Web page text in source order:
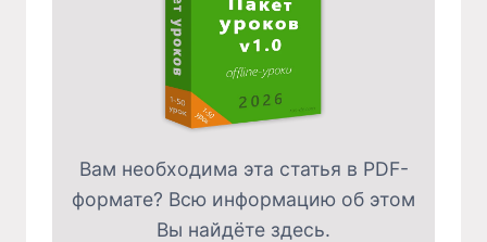
Вам необходима эта статья в PDF-
формате? Всю информацию об этом
Вы найдёте здесь.